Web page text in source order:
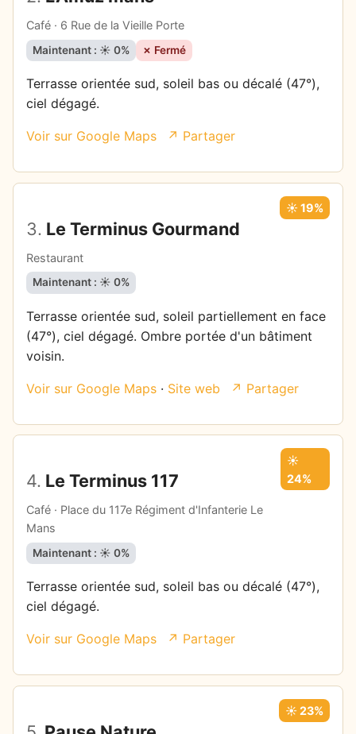
Café · 6 Rue de la Vieille Porte
Maintenant : ☀️ 0% ✗ Fermé
Terrasse orientée sud, soleil bas ou décalé (47°),
ciel dégagé.
Voir sur Google Maps ↗ Partager
3. Le Terminus Gourmand
Restaurant
☀️ 19%
Maintenant : ☀️ 0%
Terrasse orientée sud, soleil partiellement en face
(47°), ciel dégagé. Ombre portée d'un bâtiment
voisin.
Voir sur Google Maps · Site web ↗ Partager
4. Le Terminus 117
Café · Place du 117e Régiment d'Infanterie Le
Mans
☀️
24%
Maintenant : ☀️ 0%
Terrasse orientée sud, soleil bas ou décalé (47°),
ciel dégagé.
Voir sur Google Maps ↗ Partager
☀️ 23%